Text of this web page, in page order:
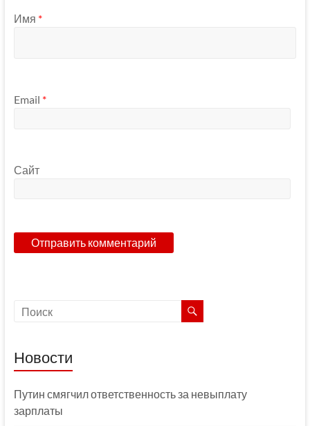
Имя *
Email *
Сайт
Новости
Путин смягчил ответственность за невыплату
зарплаты